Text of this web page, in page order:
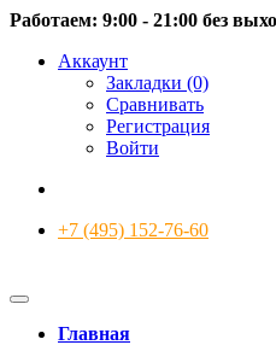
Работаем: 9:00 - 21:00 без
Аккаунт
Закладки (0)
Сравнивать
Регистрация
Войти
+7 (495) 152-76-60
Главная